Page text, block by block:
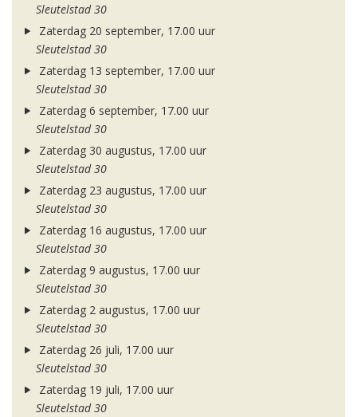
Sleutelstad 30
Zaterdag 20 september, 17.00 uur
Sleutelstad 30
Zaterdag 13 september, 17.00 uur
Sleutelstad 30
Zaterdag 6 september, 17.00 uur
Sleutelstad 30
Zaterdag 30 augustus, 17.00 uur
Sleutelstad 30
Zaterdag 23 augustus, 17.00 uur
Sleutelstad 30
Zaterdag 16 augustus, 17.00 uur
Sleutelstad 30
Zaterdag 9 augustus, 17.00 uur
Sleutelstad 30
Zaterdag 2 augustus, 17.00 uur
Sleutelstad 30
Zaterdag 26 juli, 17.00 uur
Sleutelstad 30
Zaterdag 19 juli, 17.00 uur
Sleutelstad 30